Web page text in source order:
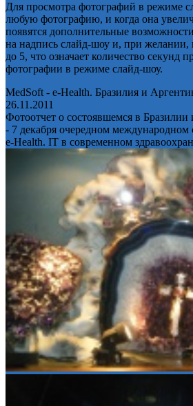
Для просмотра фотографий в режиме
любую фотографию, и когда она
появятся дополнительные
на надпись слайд-шоу и, при желании,
до 5, что означает количество секунд
фотографии в режиме слайд-шоу.
MedSoft - e-Health. Бразилия и
26.11.2011
Фотоотчет о состоявшемся в
- 7 декабря очередном
e-Health. IT в современном